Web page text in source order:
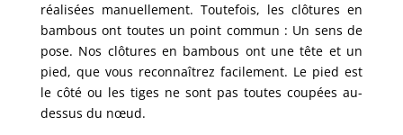
réalisées manuellement. Toutefois, les clôtures en
bambous ont toutes un point commun : Un sens de
pose. Nos clôtures en bambous ont une tête et un
pied, que vous reconnaîtrez facilement. Le pied est
le côté ou les tiges ne sont pas toutes coupées au-
dessus du nœud.